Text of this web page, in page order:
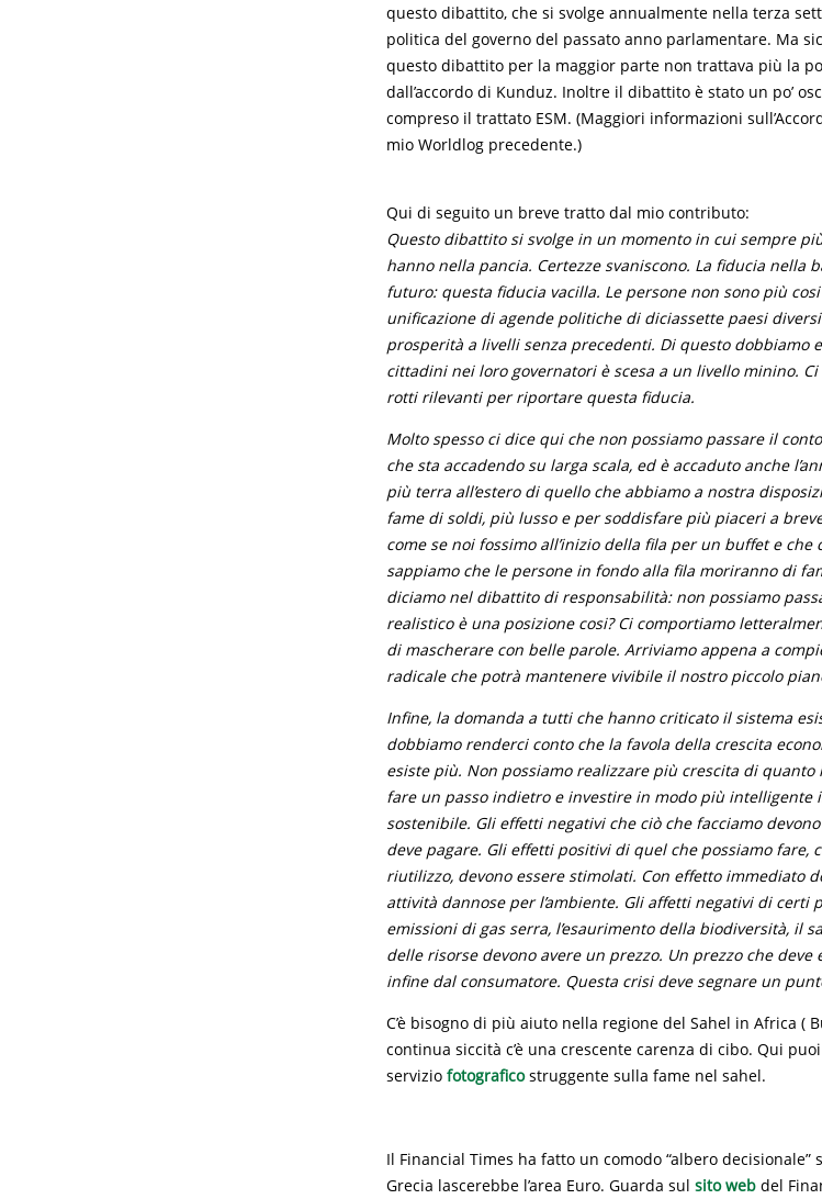
questo dibattito, che si svolge annualmente nella terza
politica del governo del passato anno parlamentare. Ma
questo dibattito per la maggior parte non trattava più la
dall’accordo di Kunduz. Inoltre il dibattito è stato un po’
compreso il trattato ESM. (Maggiori informazioni
mio Worldlog precedente.)
Qui di seguito un breve tratto dal mio contributo:
Questo dibattito si svolge in un momento in cui sempre
hanno nella pancia. Certezze svaniscono. La fiducia nella
futuro: questa fiducia vacilla. Le persone non sono più
unificazione di agende politiche di diciassette paesi
prosperità a livelli senza precedenti. Di questo dobbiamo
cittadini nei loro governatori è scesa a un livello minino.
rotti rilevanti per riportare questa fiducia.
Molto spesso ci dice qui che non possiamo passare il
che sta accadendo su larga scala, ed è accaduto anche
più terra all’estero di quello che abbiamo a nostra
fame di soldi, più lusso e per soddisfare più piaceri a
come se noi fossimo all’inizio della fila per un buffet e
sappiamo che le persone in fondo alla fila moriranno di
diciamo nel dibattito di responsabilità: non possiamo
realistico è una posizione cosi? Ci comportiamo
di mascherare con belle parole. Arriviamo appena a
radicale che potrà mantenere vivibile il nostro piccolo
Infine, la domanda a tutti che hanno criticato il sistema
dobbiamo renderci conto che la favola della crescita
esiste più. Non possiamo realizzare più crescita di
fare un passo indietro e investire in modo più intelligente
sostenibile. Gli effetti negativi che ciò che facciamo
deve pagare. Gli effetti positivi di quel che possiamo fare,
riutilizzo, devono essere stimolati. Con effetto immediato
attività dannose per l’ambiente. Gli affetti negativi di certi
emissioni di gas serra, l’esaurimento della biodiversità, il
delle risorse devono avere un prezzo. Un prezzo che
infine dal consumatore. Questa crisi deve segnare un
C’è bisogno di più aiuto nella regione del Sahel in Africa (
continua siccità c’è una crescente carenza di cibo. Qui
servizio fotograficostruggente sulla fame nel sahel.
Il Financial Times ha fatto un comodo “albero
Grecia lascerebbe l’area Euro. Guarda sul sito web del